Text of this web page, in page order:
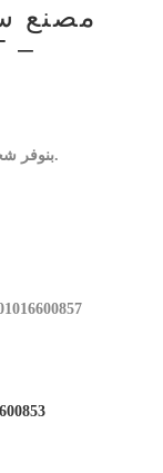
مصنع
– HOUSE PLAST
– بنوفر شحن لأي مكان في مصر والتصدير لجميع الدول.